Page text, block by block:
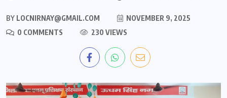
BY LOCNIRNAY@GMAIL.COM
NOVEMBER 9, 2025
0 COMMENTS
230 VIEWS